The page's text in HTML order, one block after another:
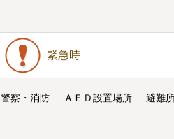
緊急時
警察・消防 ＡＥＤ設置場所 避難